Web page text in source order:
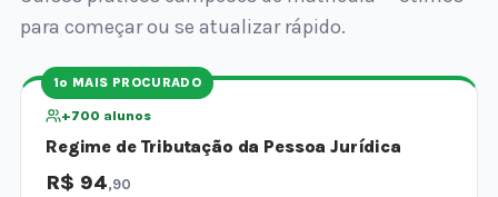
para começar ou se atualizar rápido.
1º MAIS PROCURADO
+700 alunos
Regime de Tributação da Pessoa Jurídica
R$ 94,90